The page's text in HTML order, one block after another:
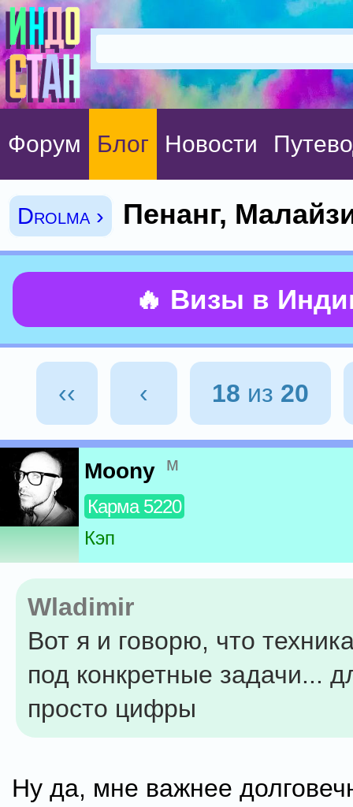
Форум Блог Новости
Drolma › Пенанг,
🔥 Визы в
‹‹ ‹ 18 из 20
Moony м
Карма 5220
Кэп
Wladimir
Вот я и говорю, что
под конкретные задачи...
просто цифры
Ну да, мне важнее